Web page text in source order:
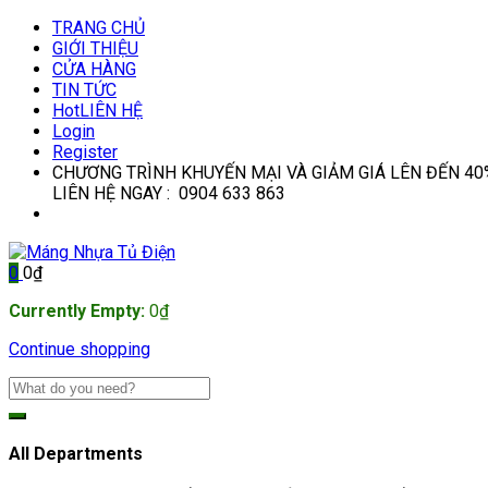
TRANG CHỦ
GIỚI THIỆU
CỬA HÀNG
TIN TỨC
HotLIÊN HỆ
Login
Register
CHƯƠNG TRÌNH KHUYẾN MẠI VÀ GIẢM GIÁ LÊN ĐẾN
LIÊN HỆ NGAY : 0904 633 863
0 0₫
Currently Empty: 0₫
Continue shopping
All Departments